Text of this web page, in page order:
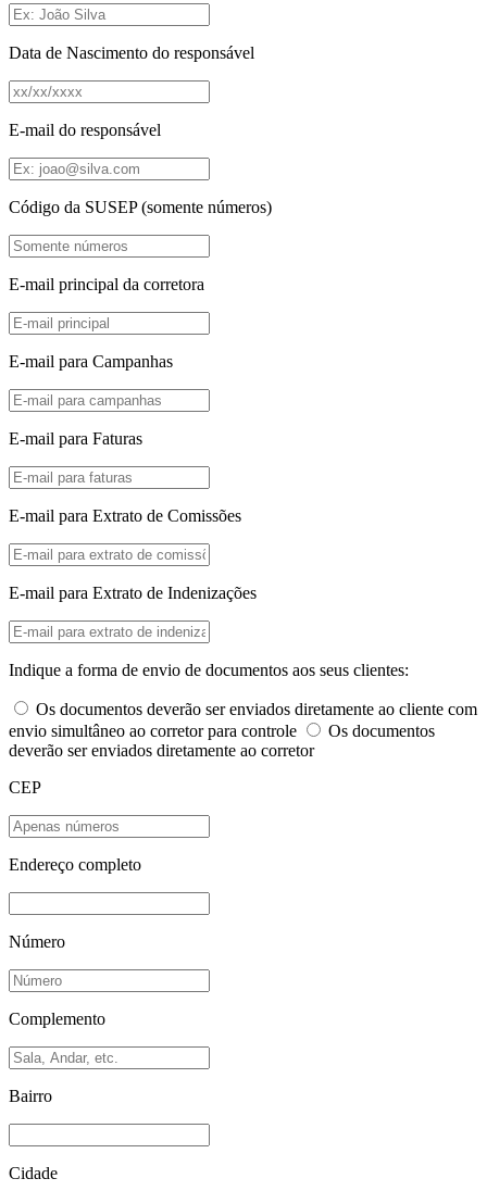
Data de Nascimento do responsável
E-mail do responsável
Código da SUSEP (somente números)
E-mail principal da corretora
E-mail para Campanhas
E-mail para Faturas
E-mail para Extrato de Comissões
E-mail para Extrato de Indenizações
Indique a forma de envio de documentos aos seus clientes:
Os documentos deverão ser enviados diretamente ao cliente com
envio simultâneo ao corretor para controle
Os documentos
deverão ser enviados diretamente ao corretor
CEP
Endereço completo
Número
Complemento
Bairro
Cidade